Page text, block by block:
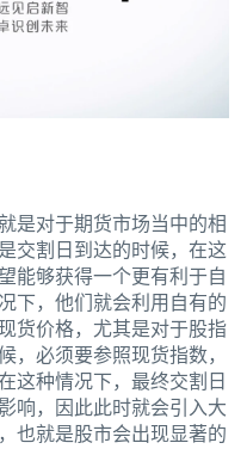
是对于期货市场当中的相
交割日到达的时候，在这
能够获得一个更有利于自
下，他们就会利用自有的
货价格，尤其是对于股指
，必须要参照现货指数，
这种情况下，最终交割日
响，因此此时就会引入大
也就是股市会出现显著的